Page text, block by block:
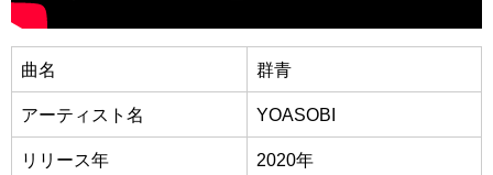
曲名 群青
アーティスト名 YOASOBI
リリース年 2020年